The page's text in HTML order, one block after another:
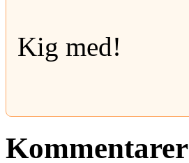
Kig med!
Kommentarer